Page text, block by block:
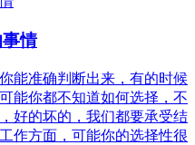
情
能准确判断出来，有的时候
能你都不知道如何选择，不
好的坏的，我们都要承受结
作方面，可能你的选择性很